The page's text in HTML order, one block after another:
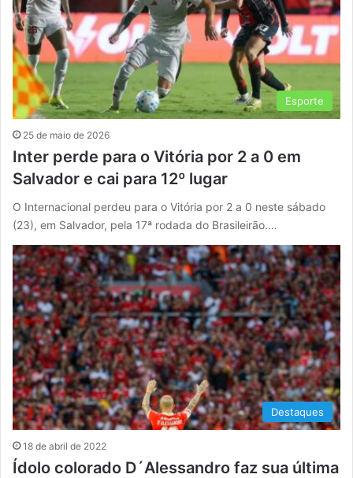
Esporte
25 de maio de 2026
Inter perde para o Vitória por 2 a 0 em
Salvador e cai para 12º lugar
O Internacional perdeu para o Vitória por 2 a 0 neste sábado
(23), em Salvador, pela 17ª rodada do Brasileirão.…
Destaques
18 de abril de 2022
Ídolo colorado D´Alessandro faz sua última